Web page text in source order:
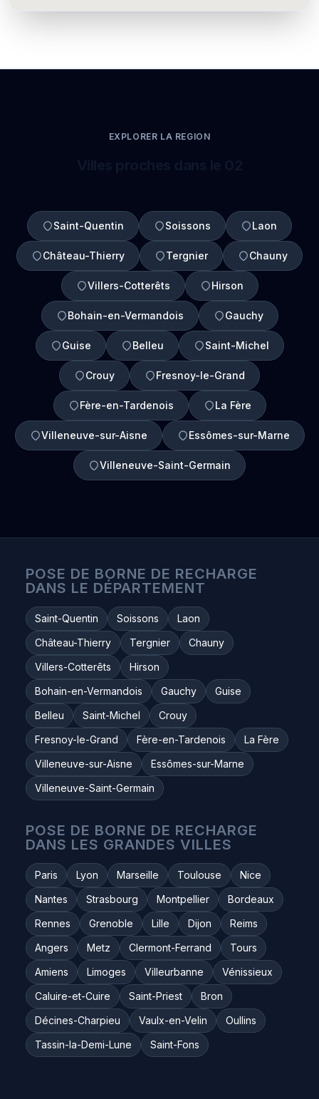
EXPLORER LA REGION
Saint-Quentin Soissons Laon
Château-Thierry Tergnier Chauny
Villers-Cotterêts Hirson
Bohain-en-Vermandois Gauchy
Guise Belleu Saint-Michel
Crouy Fresnoy-le-Grand
Fère-en-Tardenois La Fère
Villeneuve-sur-Aisne Essômes-sur-Marne
Villeneuve-Saint-Germain
POSE DE BORNE DE RECHARGE
DANS LE DÉPARTEMENT
Saint-Quentin Soissons
Laon
Château-Thierry
Tergnier
Chauny
Villers-Cotterêts
Hirson
Bohain-en-Vermandois
Gauchy
Guise
Belleu
Saint-Michel
Crouy
Fresnoy-le-Grand
Fère-en-Tardenois
La Fère
Villeneuve-sur-Aisne
Essômes-sur-Marne
Villeneuve-Saint-Germain
POSE DE BORNE DE RECHARGE
DANS LES GRANDES VILLES
Paris Lyon Marseille Toulouse
Nice
Nantes
Strasbourg Montpellier
Bordeaux
Rennes
Grenoble Lille Dijon
Reims
Angers
Metz Clermont-Ferrand
Tours
Amiens
Limoges Villeurbanne
Vénissieux
Caluire-et-Cuire
Saint-Priest
Bron
Décines-Charpieu
Vaulx-en-Velin
Oullins
Tassin-la-Demi-Lune
Saint-Fons